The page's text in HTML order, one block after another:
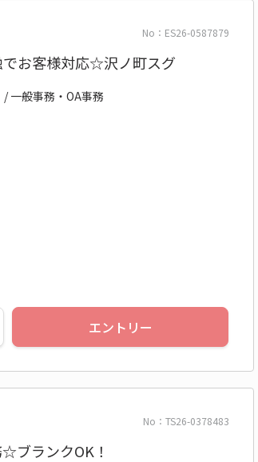
No：ES26-0587879
お客様対応☆沢ノ町スグ
一般事務・OA事務
エントリー
No：TS26-0378483
ブランクOK！